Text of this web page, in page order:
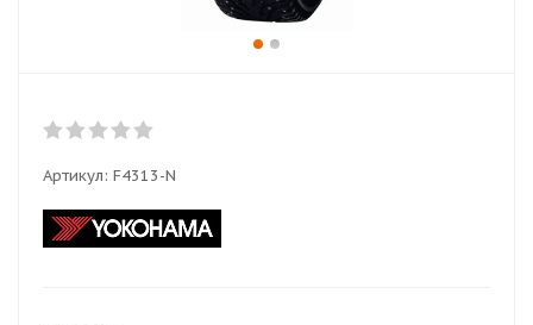
Артикул: F4313-N